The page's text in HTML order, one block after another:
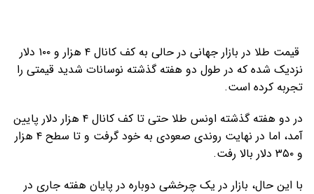
قیمت طلا در بازار جهانی در حالی به کف کانال ۴ هزار و ۱۰۰ دلار
نزدیک شده که در طول دو هفته گذشته نوسانات شدید قیمتی را
تجربه کرده است.
در دو هفته گذشته اونس طلا حتی تا کف کانال ۴ هزار دلار پایین
آمد، اما در نهایت روندی صعودی به خود گرفت و تا سطح ۴ هزار
و ۳۵۰ دلار بالا رفت.
با این حال، بازار در یک چرخشی دوباره در پایان هفته جاری در